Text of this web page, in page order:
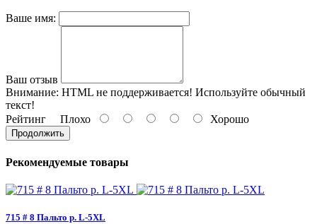
Ваше имя:
Ваш отзыв
Внимание: HTML не поддерживается! Используйте обычный
текст!
Рейтинг Плохо Хорошо
Продолжить
Рекомендуемые товары
715 # 8 Пальто p. L-5XL